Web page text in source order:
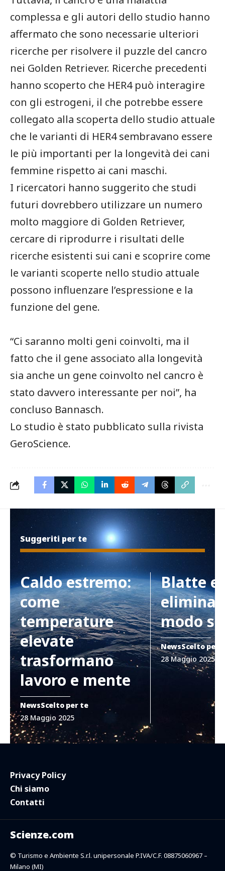
complessa e gli autori dello studio hanno
affermato che sono necessarie ulteriori
ricerche per risolvere il puzzle del cancro
nei Golden Retriever. Ricerche precedenti
hanno scoperto che HER4 può interagire
con gli estrogeni, il che potrebbe essere
collegato alla scoperta dello studio attuale
che le varianti di HER4 sembravano essere
le più importanti per la longevità dei cani
femmine rispetto ai cani maschi.
I ricercatori hanno suggerito che studi
futuri dovrebbero utilizzare un numero
molto maggiore di Golden Retriever,
cercare di riprodurre i risultati delle
ricerche esistenti sui cani e scoprire come
le varianti scoperte nello studio attuale
possono influenzare l’espressione e la
funzione del gene.
“Ci saranno molti geni coinvolti, ma il
fatto che il gene associato alla longevità
sia anche un gene coinvolto nel cancro è
stato davvero interessante per noi”, ha
concluso Bannasch.
Lo studio è stato pubblicato sulla rivista
GeroScience.
Suggeriti per te
Caldo estremo:
come
temperature
elevate
trasformano
lavoro e mente
NewsScelto per te
28 Maggio 2025
Blatte e
modo
NewsScelto per
28 Maggio 2025
Scienze.com
© Turismo e Ambiente S.r.l. unipersonale P.IVA/C.F. 08875060967 –
Milano (MI)
Privacy Policy
Chi siamo
Contatti